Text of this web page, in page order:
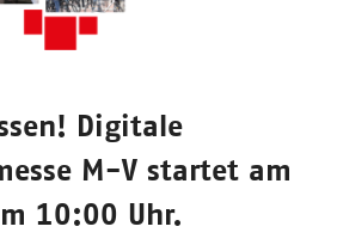
Digitale
M-V startet am
10:00 Uhr.